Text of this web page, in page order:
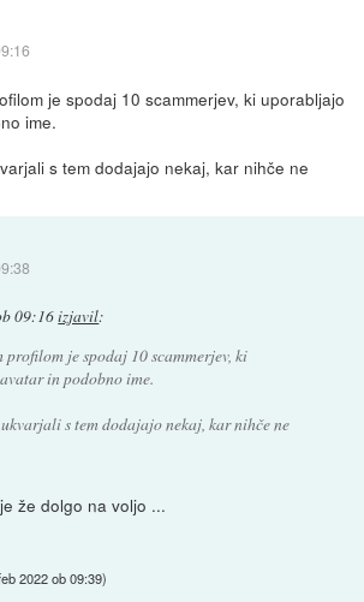
je spodaj 10 scammerjev, ki uporabljajo
ime.
s tem dodajajo nekaj, kar nihče ne
09:16izjavil:
profilom je spodaj 10 scammerjev, ki
in podobno ime.
s tem dodajajo nekaj, kar nihče ne
že dolgo na voljo ...
2022 ob 09:39)